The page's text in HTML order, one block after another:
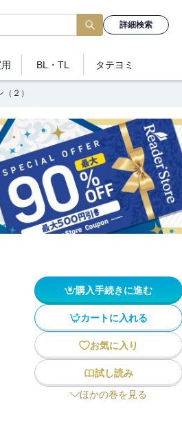
詳細検索
用 BL・TL タテヨミ
２）
購入手続きに進む
カートに入れる
お気に入り
試し読み
ほかの巻を見る